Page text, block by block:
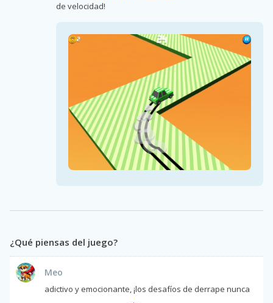
de velocidad!
¿Qué piensas del juego?
Meo
adictivo y emocionante, ¡los desafíos de derrape nunca